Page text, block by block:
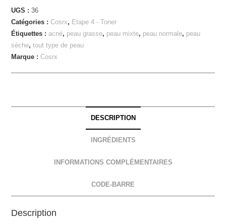
UGS :36
Catégories :Cosrx, Etape 4 - Toner
Étiquettes :acné, peau grasse, peau mixte, peau normale, peau
sèche,tout type de peau
Marque :Cosrx
DESCRIPTION
INGRÉDIENTS
INFORMATIONS COMPLÉMENTAIRES
CODE-BARRE
Description